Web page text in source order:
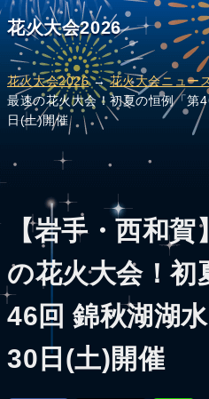
花火大会2026
花火大会2026→花火大会ニュー
最速の花火大会！初夏の恒例「第
日(土)開催
【岩手・西和
の花火大会！初
46回 錦秋湖湖
30日(土)開催